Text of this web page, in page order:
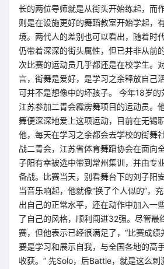
长的两位导师就是从街头开始练起，而
则是在设施更好的舞蹈教室开始学起，
境。两代人的差别也可以看出，随着时
仍带着深深的街头属性，但已并非从前
次比赛的运动员几乎都还是在校学生。
言，街舞是爱好，是学习之余释放自己
可并不是想像中的坏孩子。 今年18岁
江苏参加二青会霹雳舞项目的运动员。
舞便深深地爱上这项运动，目前在无锡
他，每天在学习之余都会去学校的街舞
战二青会，江苏省体育舞蹈协会在面向
子阳有幸被选中带到常州集训，并由专
备战。比赛当天，别看舞台下的刘子阳
当音乐响起，他就像“换了个人似的”，
出自己的正常水平，还在动作中加入一
了自己的风格，顺利闯进32强。尽管最
赛，但他表示已经很满足了，“比赛成
要是学习和展示自我，与全国各地的高
收获。” 先Solo，后Battle，就是这么